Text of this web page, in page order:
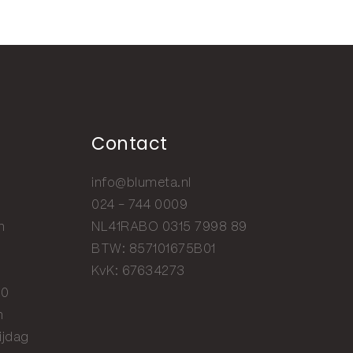
Contact
info@blumeta.nl
024 - 744 0009
NL41RABO 0315 7998 89
BTW: 857101675B01
KvK: 67634273